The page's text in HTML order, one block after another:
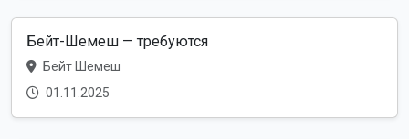
Бейт-Шемеш — требуются
Бейт Шемеш
01.11.2025